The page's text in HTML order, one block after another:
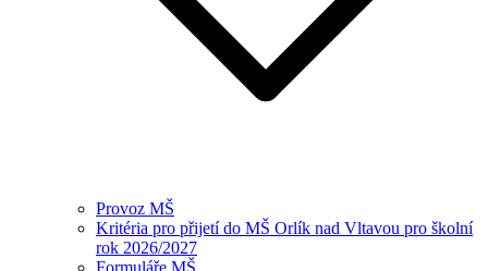
Provoz MŠ
Kritéria pro přijetí do MŠ Orlík nad Vltavou pro školní
rok 2026/2027
Formuláře MŠ